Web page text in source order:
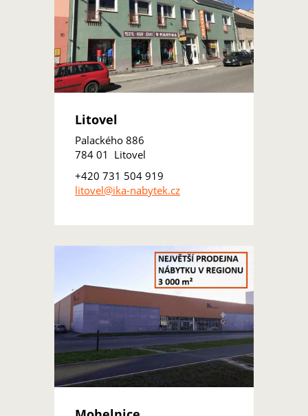
Litovel
Palackého 886
784 01 Litovel
+420 731 504 919
litovel@ika-nabytek.cz